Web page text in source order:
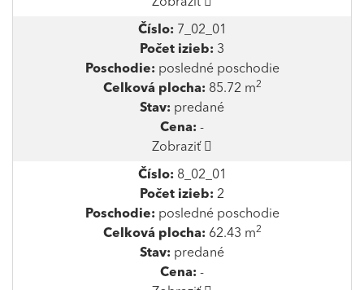
Číslo:7_02_01
Počet izieb: 3
Poschodie:posledné poschodie
Celková plocha: 85.72 m2
Stav: predané
Cena: -
Zobraziť
Číslo:8_02_01
Počet izieb: 2
Poschodie:posledné poschodie
Celková plocha: 62.43 m2
Stav: predané
Cena: -